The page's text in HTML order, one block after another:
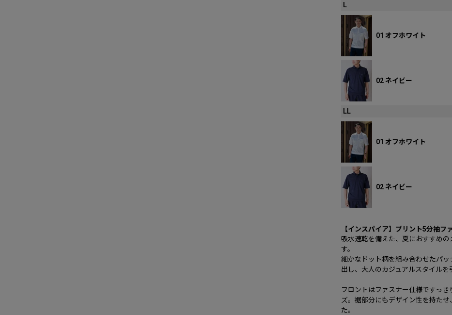
L
01 オフホワイト
02 ネイビー
LL
01 オフホワイト
02 ネイビー
【インスパイア】プリント5分袖フ
吸水速乾を備えた、夏におすすめ
す。
細かなドット柄を組み合わせたパ
出し、大人のカジュアルスタイルを
フロントはファスナー仕様ですっ
ズ。裾部分にもデザイン性を持た
た。